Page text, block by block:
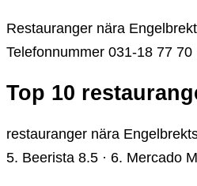
Restauranger nära
Telefonnummer 031-18 77
Top 10
restauranger nära
5. Beerista 8.5 · 6. Mercado